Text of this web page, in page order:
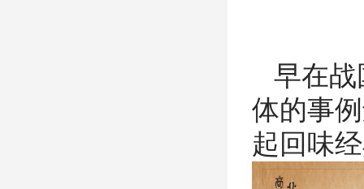
早在战
体的事
起回味